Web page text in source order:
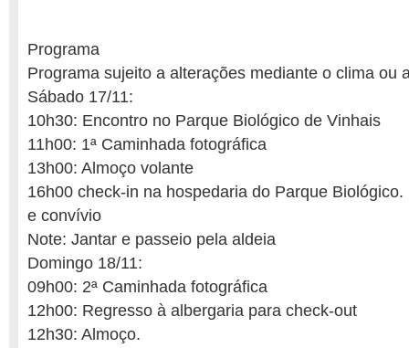
Programa
Programa sujeito a alterações mediante o clima ou
Sábado 17/11:
10h30: Encontro no Parque Biológico de Vinhais
11h00: 1ª Caminhada fotográfica
13h00: Almoço volante
16h00 check-in na hospedaria do Parque
e convívio
Note: Jantar e passeio pela aldeia
Domingo 18/11:
09h00: 2ª Caminhada fotográfica
12h00: Regresso à albergaria para check-out
12h30: Almoço.